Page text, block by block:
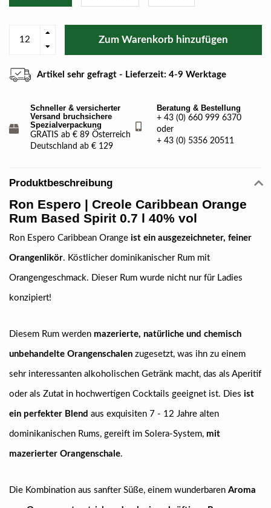
Zum Warenkorb hinzufügen
Artikel sehr gefragt - Lieferzeit: 4-9 Werktage
Schneller & versicherter
Versand bruchsichere
Spezialverpackung
GRATIS ab € 89 Österreich
Deutschland ab € 129
Beratung & Bestellung
+ 43 (0) 660 999 6370
oder
+ 43 (0) 5356 20511
Produktbeschreibung
Ron Espero | Creole Caribbean Orange
Rum Based Spirit 0.7 l 40% vol
Ron Espero Caribbean Orange ist ein ausgezeichneter, feiner
Orangenlikör. Köstlicher dominikanischer Rum mit
Orangengeschmack. Dieser Rum wurde nicht nur für Ladies
konzipiert!
Diesem Rum werden mazerierte, natürliche und chemisch
unbehandelte Orangenschalen zugesetzt, was ihn zu einem
sehr interessanten alkoholischen Getränk macht, das als Aperitif
oder als Zutat in hochwertigen Cocktails geeignet ist. Dies ist
ein perfekter Blend aus exquisiten 7 - 12 Jahre alten
dominikanischen Rums, gereift im Solera-System, mit
mazerierter Orangenschale.
Die Kombination aus sanfter Süße, einem wunderbaren Aroma